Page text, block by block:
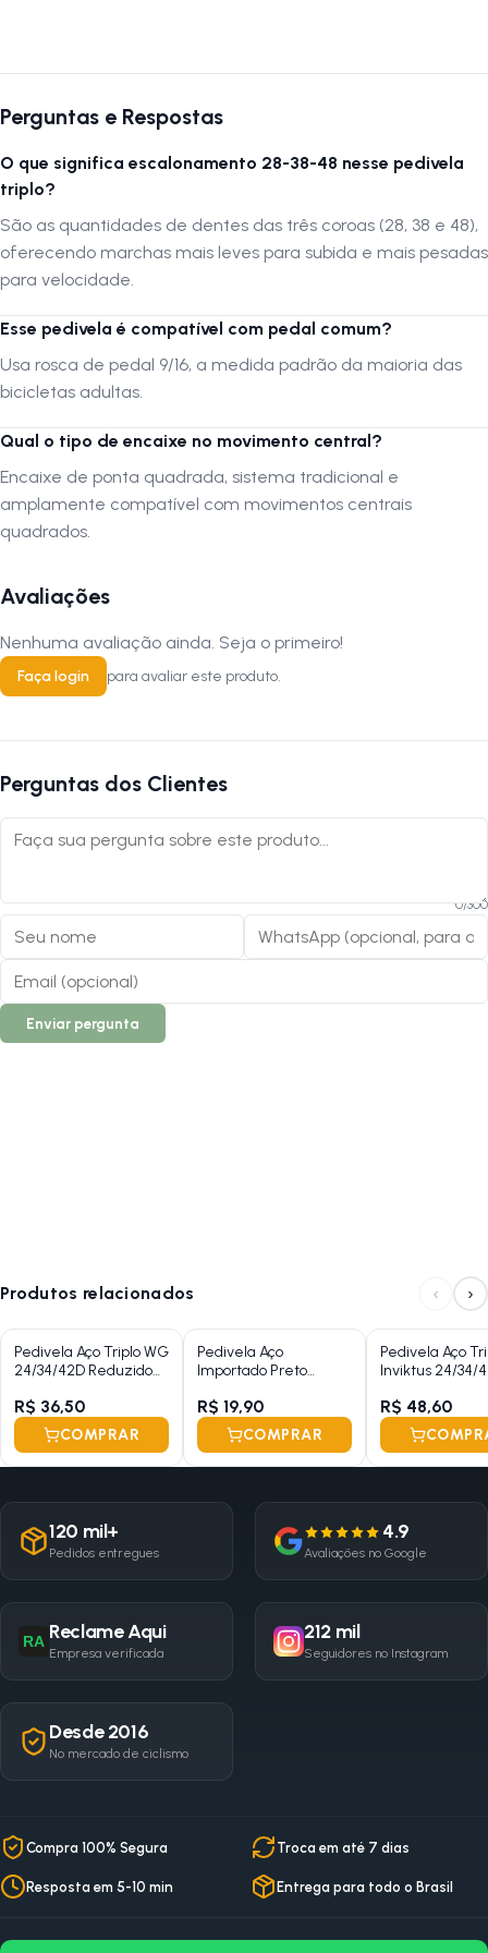
Perguntas e Respostas
O que significa escalonamento 28-38-48 nesse pedivela
triplo?
São as quantidades de dentes das três coroas (28, 38 e 48),
oferecendo marchas mais leves para subida e mais pesadas
para velocidade.
Esse pedivela é compatível com pedal comum?
Usa rosca de pedal 9/16, a medida padrão da maioria das
bicicletas adultas.
Qual o tipo de encaixe no movimento central?
Encaixe de ponta quadrada, sistema tradicional e
amplamente compatível com movimentos centrais
quadrados.
Avaliações
Nenhuma avaliação ainda. Seja o primeiro!
Faça login para avaliar este produto.
Perguntas dos Clientes
0/300
Enviar pergunta
Produtos relacionados ‹ ›
Pedivela Aço Triplo WG
24/34/42D Reduzido
Quadrada Com
Protetor
R$ 36,50
COMPRAR
Pedivela Aço
Importado Preto
R$ 19,90
COMPRAR
Pedivela Aço
Inviktus 24/34/
Protetor
R$ 48,60
120 mil+
Pedidos entregues
4.9
Avaliações no Google
RA Reclame Aqui
Empresa verificada
212 mil
Seguidores no Instagram
Desde 2016
No mercado de ciclismo
Compra 100% Segura Troca em até 7 dias
Resposta em 5-10 min Entrega para todo o Brasil